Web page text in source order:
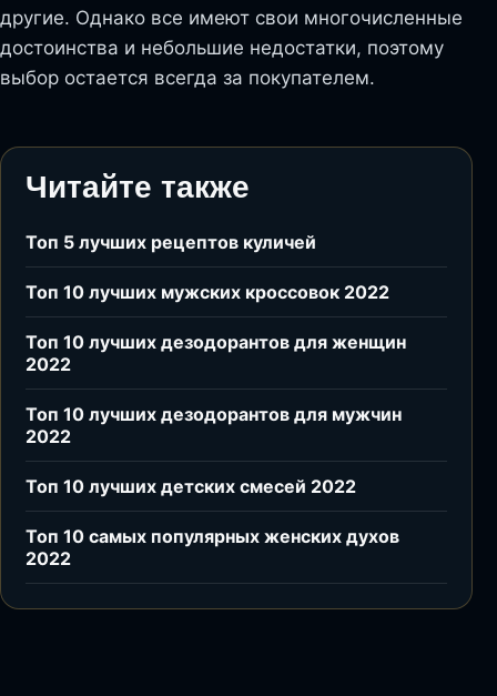
другие. Однако все имеют свои многочисленные
достоинства и небольшие недостатки, поэтому
выбор остается всегда за покупателем.
Читайте также
Топ 5 лучших рецептов куличей
Топ 10 лучших мужских кроссовок 2022
Топ 10 лучших дезодорантов для женщин
2022
Топ 10 лучших дезодорантов для мужчин
2022
Топ 10 лучших детских смесей 2022
Топ 10 самых популярных женских духов
2022